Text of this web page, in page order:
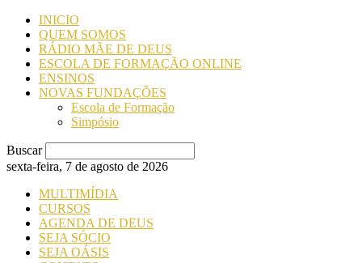
INICIO
QUEM SOMOS
RÁDIO MÃE DE DEUS
ESCOLA DE FORMAÇÃO ONLINE
ENSINOS
NOVAS FUNDAÇÕES
Escola de Formação
Simpósio
Buscar
sexta-feira, 7 de agosto de 2026
MULTIMÍDIA
CURSOS
AGENDA DE DEUS
SEJA SÓCIO
SEJA OÁSIS